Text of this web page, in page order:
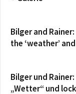
Bilger and
the ‘weather’
Bilger und
„Wetter“ und